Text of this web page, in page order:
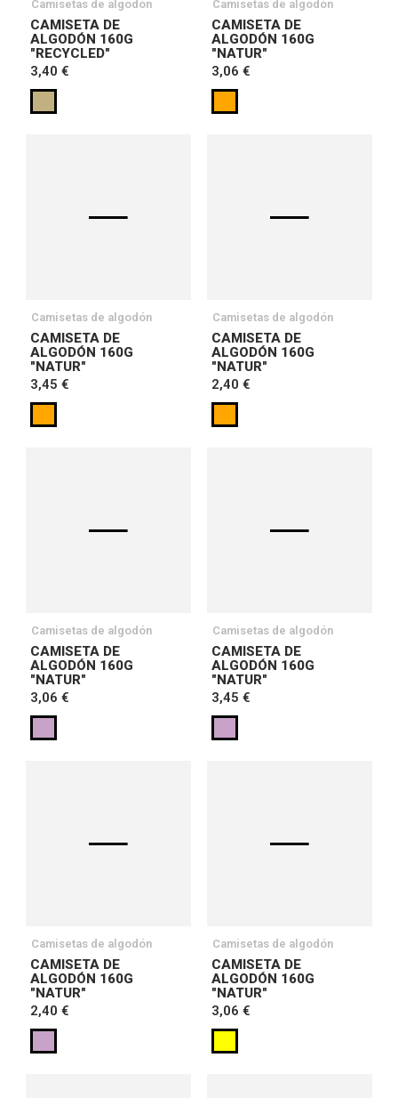
Camisetas de algodón
CAMISETA DE
ALGODÓN 160G
"RECYCLED"
3,40 €
Camisetas de algodón
CAMISETA DE
ALGODÓN 160G
"NATUR"
3,06 €
Camisetas de algodón
CAMISETA DE
ALGODÓN 160G
"NATUR"
3,45 €
Camisetas de algodón
CAMISETA DE
ALGODÓN 160G
"NATUR"
2,40 €
Camisetas de algodón
CAMISETA DE
ALGODÓN 160G
"NATUR"
3,06 €
Camisetas de algodón
CAMISETA DE
ALGODÓN 160G
"NATUR"
3,45 €
Camisetas de algodón
CAMISETA DE
ALGODÓN 160G
"NATUR"
2,40 €
Camisetas de algodón
CAMISETA DE
ALGODÓN 160G
"NATUR"
3,06 €